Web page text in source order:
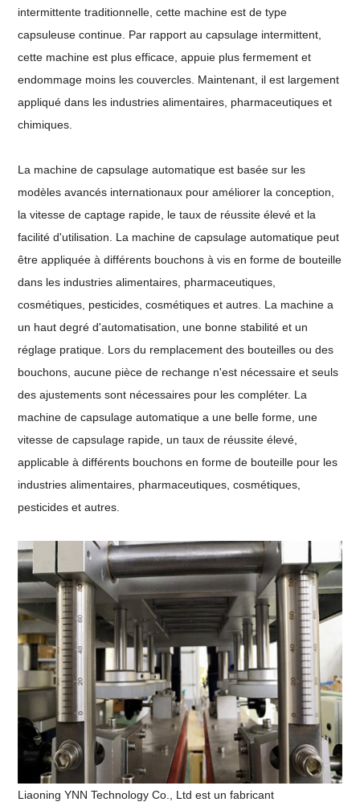
intermittente traditionnelle, cette machine est de type
capsuleuse continue. Par rapport au capsulage intermittent,
cette machine est plus efficace, appuie plus fermement et
endommage moins les couvercles. Maintenant, il est largement
appliqué dans les industries alimentaires, pharmaceutiques et
chimiques.
La machine de capsulage automatique est basée sur les
modèles avancés internationaux pour améliorer la conception,
la vitesse de captage rapide, le taux de réussite élevé et la
facilité d'utilisation. La machine de capsulage automatique peut
être appliquée à différents bouchons à vis en forme de bouteille
dans les industries alimentaires, pharmaceutiques,
cosmétiques, pesticides, cosmétiques et autres. La machine a
un haut degré d'automatisation, une bonne stabilité et un
réglage pratique. Lors du remplacement des bouteilles ou des
bouchons, aucune pièce de rechange n'est nécessaire et seuls
des ajustements sont nécessaires pour les compléter. La
machine de capsulage automatique a une belle forme, une
vitesse de capsulage rapide, un taux de réussite élevé,
applicable à différents bouchons en forme de bouteille pour les
industries alimentaires, pharmaceutiques, cosmétiques,
pesticides et autres.
Liaoning YNN Technology Co., Ltd est un fabricant